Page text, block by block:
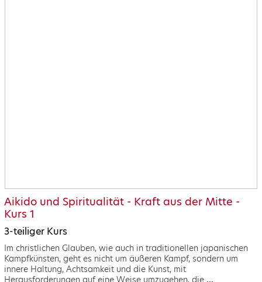
Aikido und Spiritualität - Kraft aus der Mitte -
Kurs 1
3-teiliger Kurs
Im christlichen Glauben, wie auch in traditionellen japanischen
Kampfkünsten, geht es nicht um äußeren Kampf, sondern um
innere Haltung, Achtsamkeit und die Kunst, mit